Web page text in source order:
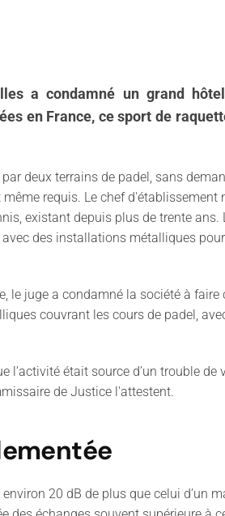
a condamné un grand
en France, ce sport de
deux terrains de padel, sans
requis. Le chef
existant depuis plus de trente
des installations métalliques
le juge a condamné la société à
couvrant les cours de padel,
l’activité était source d’un trouble
de Justice l'attestent.
20 dB de plus que celui d’un